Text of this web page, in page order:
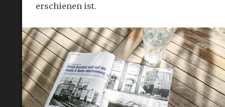
erschienen ist.